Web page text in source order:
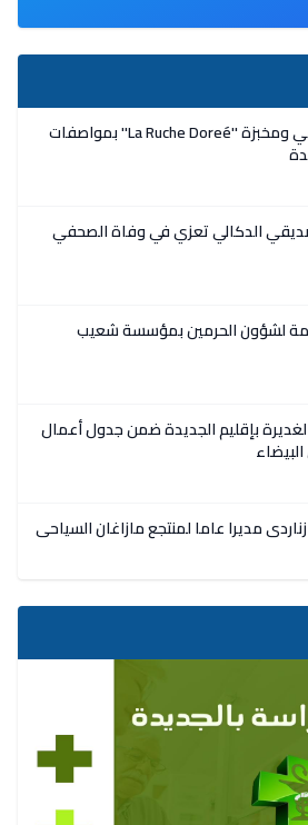
بالصور.. افتتاح مقهي ومخبزة ''La Ruche Doreé'' بمواصفات
الدكالي تعزي في وفاة الصحفي
لشؤون الحرمين بمؤسسة شعيب
بإقليم الجديدة ضمن جدول أعمال
مديرا عاما لمنتجع مازاغان السياحي